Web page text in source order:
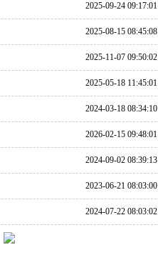
2025-09-24 09:17:01
2025-08-15 08:45:08
2025-11-07 09:50:02
2025-05-18 11:45:01
2024-03-18 08:34:10
2026-02-15 09:48:01
2024-09-02 08:39:13
2023-06-21 08:03:00
2024-07-22 08:03:02